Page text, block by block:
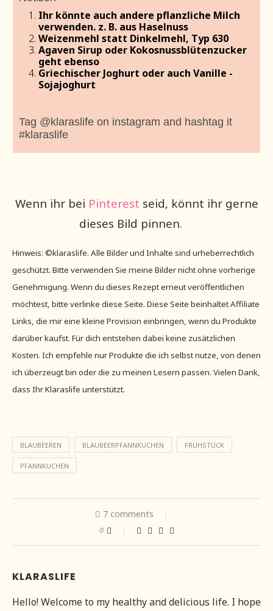
Ihr könnte auch andere pflanzliche Milch
verwenden. z. B. aus Haselnuss
Weizenmehl statt Dinkelmehl, Typ 630
Agaven Sirup oder Kokosnussblütenzucker
geht ebenso
Griechischer Joghurt oder auch Vanille -
Sojajoghurt
Tag @klaraslife on instagram and hashtag it
#klaraslife
Wenn ihr bei Pinterest seid, könnt ihr gerne
dieses Bild pinnen.
Hinweis: ©klaraslife. Alle Bilder und Inhalte sind urheberrechtlich
geschützt. Bitte verwenden Sie meine Bilder nicht ohne vorherige
Genehmigung. Wenn du dieses Rezept erneut veröffentlichen
möchtest, bitte verlinke diese Seite. Diese Seite beinhaltet Affiliate
Links, die mir eine kleine Provision einbringen, wenn du Produkte
darüber kaufst. Für dich entstehen dabei keine zusätzlichen
Kosten. Ich empfehle nur Produkte die ich selbst nutze, von denen
ich überzeugt bin oder die zu meinen Lesern passen. Vielen Dank,
dass Ihr Klaraslife unterstützt.
BLAUBEEREN BLAUBEERPFANNKUCHEN FRÜHSTÜCK
PFANNKUCHEN
7 comments
0
KLARASLIFE
Hello! Welcome to my healthy and delicious life. I hope